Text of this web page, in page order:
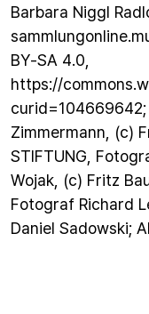
Barbara Niggl
BY-SA 4.0,
https://
Zimmermann, (c)
STIFTUNG,
Wojak, (c) Fritz
Fotograf Richard
Daniel Sadowski;